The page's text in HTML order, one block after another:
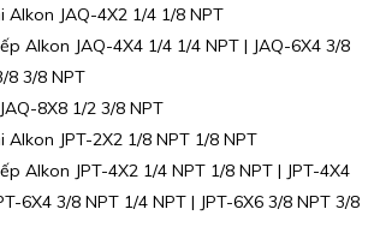
JAQ-4X2 1/4 1/8 NPT
Alkon JAQ-4X4 1/4 1/4 NPT | JAQ-6X4 3/8
8 3/8 NPT
8X8 1/2 3/8 NPT
JPT-2X2 1/8 NPT 1/8 NPT
Alkon JPT-4X2 1/4 NPT 1/8 NPT | JPT-4X4
6X4 3/8 NPT 1/4 NPT | JPT-6X6 3/8 NPT 3/8